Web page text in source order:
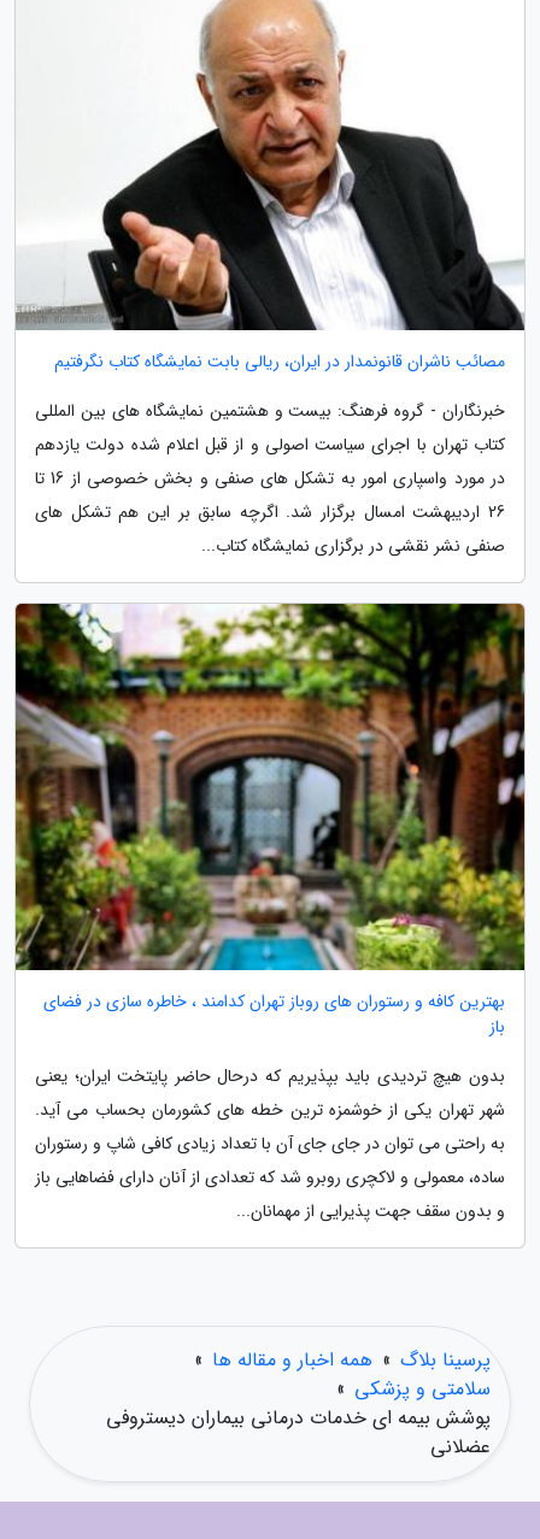
مصائب ناشران قانونمدار در ایران، ریالی بابت نمایشگاه کتاب نگرفتیم
خبرنگاران - گروه فرهنگ: بیست و هشتمین نمایشگاه های بین المللی
کتاب تهران با اجرای سیاست اصولی و از قبل اعلام شده دولت یازدهم
در مورد واسپاری امور به تشکل های صنفی و بخش خصوصی از 16 تا
26 اردیبهشت امسال برگزار شد. اگرچه سابق بر این هم تشکل های
صنفی نشر نقشی در برگزاری نمایشگاه کتاب...
بهترین کافه و رستوران های روباز تهران کدامند ، خاطره سازی در فضای
باز
بدون هیچ تردیدی باید بپذیریم که درحال حاضر پایتخت ایران؛ یعنی
شهر تهران یکی از خوشمزه ترین خطه های کشورمان بحساب می آید.
به راحتی می توان در جای جای آن با تعداد زیادی کافی شاپ و رستوران
ساده، معمولی و لاکچری روبرو شد که تعدادی از آنان دارای فضاهایی باز
و بدون سقف جهت پذیرایی از مهمانان...
پرسینا بلاگ » همه اخبار و مقاله ها »
سلامتی و پزشکی »
پوشش بیمه ای خدمات درمانی بیماران دیستروفی
عضلانی